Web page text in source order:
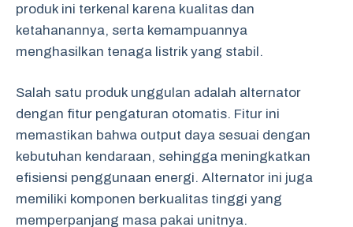
produk ini terkenal karena kualitas dan
ketahanannya, serta kemampuannya
menghasilkan tenaga listrik yang stabil.
Salah satu produk unggulan adalah alternator
dengan fitur pengaturan otomatis. Fitur ini
memastikan bahwa output daya sesuai dengan
kebutuhan kendaraan, sehingga meningkatkan
efisiensi penggunaan energi. Alternator ini juga
memiliki komponen berkualitas tinggi yang
memperpanjang masa pakai unitnya.